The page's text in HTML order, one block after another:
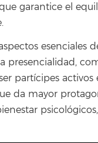
garantice el
esenciales
presencialidad,
partícipes
da mayor